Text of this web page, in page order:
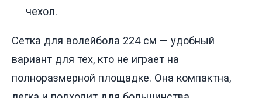
чехол.
Сетка для волейбола 224 см — удобный
вариант для тех, кто не играет на
полноразмерной площадке. Она компактна,